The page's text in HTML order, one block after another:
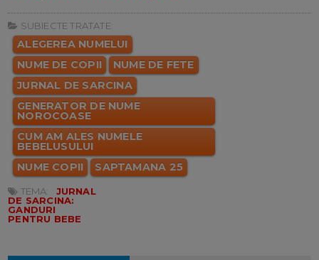
SUBIECTE TRATATE:
ALEGEREA NUMELUI
NUME DE COPII
NUME DE FETE
JURNAL DE SARCINA
GENERATOR DE NUME
NOROCOASE
CUM AM ALES NUMELE
BEBELUSULUI
NUME COPII
SAPTAMANA 25
TEMA:
JURNAL
DE SARCINA:
GANDURI
PENTRU BEBE